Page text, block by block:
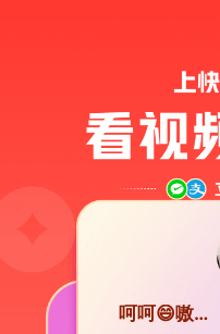
呵呵😄嗷好吧